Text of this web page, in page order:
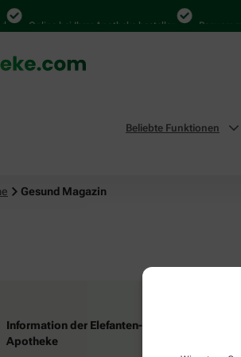
Online bei Ihrer Apotheke bestellen Bequem
Beliebte Funktionen
Gesund Magazin
Information der Elefanten-
Apotheke